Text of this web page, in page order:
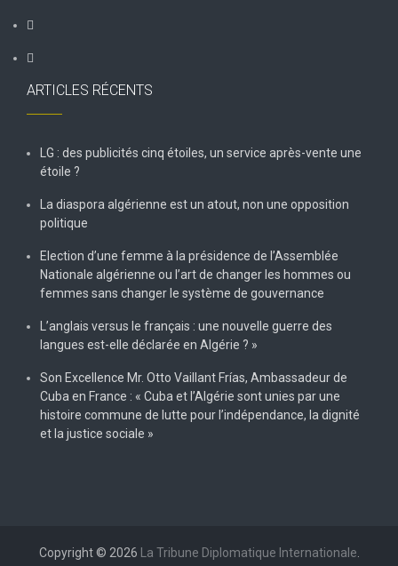
ARTICLES RÉCENTS
LG : des publicités cinq étoiles, un service après-vente une
étoile ?
La diaspora algérienne est un atout, non une opposition
politique
Election d’une femme à la présidence de l’Assemblée
Nationale algérienne ou l’art de changer les hommes ou
femmes sans changer le système de gouvernance
L’anglais versus le français : une nouvelle guerre des
langues est-elle déclarée en Algérie ? »
Son Excellence Mr. Otto Vaillant Frías, Ambassadeur de
Cuba en France : « Cuba et l’Algérie sont unies par une
histoire commune de lutte pour l’indépendance, la dignité
et la justice sociale »
Copyright © 2026 La Tribune Diplomatique Internationale.